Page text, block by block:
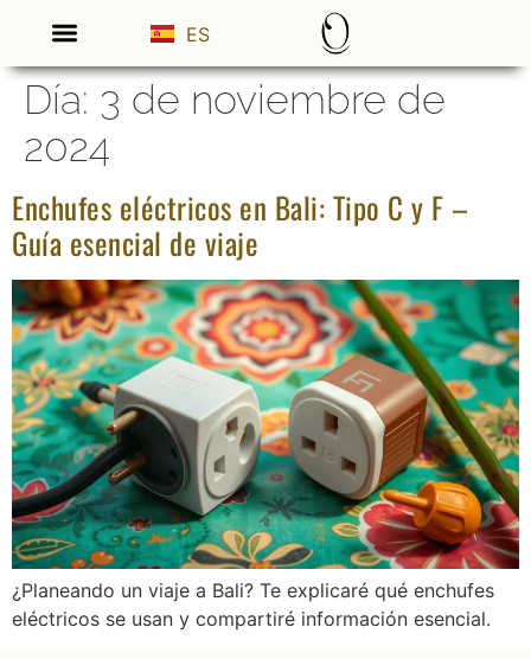
ES
EN
Día: 3 de noviembre de
2024
Enchufes eléctricos en Bali: Tipo C y F –
Guía esencial de viaje
¿Planeando un viaje a Bali? Te explicaré qué enchufes
eléctricos se usan y compartiré información esencial.